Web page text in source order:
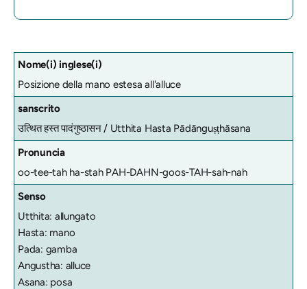
Nome(i) inglese(i)
Posizione della mano estesa all'alluce
sanscrito
उत्थित हस्त पादंगुष्ठासन / Utthita Hasta Pādānguṣṭhāsana
Pronuncia
oo-tee-tah ha-stah PAH-DAHN-goos-TAH-sah-nah
Senso
Utthita: allungato
Hasta: mano
Pada: gamba
Angustha: alluce
Asana: posa